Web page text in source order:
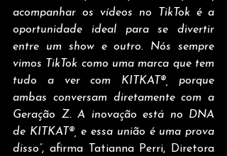
acompanhar os vídeos no TikTok é a
oportunidade ideal para se divertir
entre um show e outro. Nós sempre
vimos TikTok como uma marca que tem
tudo a ver com KITKAT®, porque
ambas conversam diretamente com a
Geração Z. A inovação está no DNA
de KITKAT®, e essa união é uma prova
disso”, afirma Tatianna Perri, Diretora